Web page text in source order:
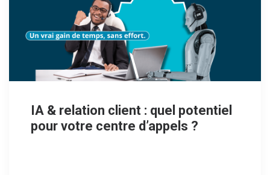
IA & relation client : quel potentiel
pour votre centre d’appels ?